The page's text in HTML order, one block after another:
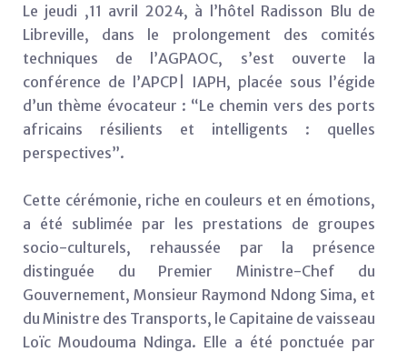
Le jeudi ,11 avril 2024, à l’hôtel Radisson Blu de
Libreville, dans le prolongement des comités
techniques de l’AGPAOC, s’est ouverte la
conférence de l’APCP| IAPH, placée sous l’égide
d’un thème évocateur : “Le chemin vers des ports
africains résilients et intelligents : quelles
perspectives”.
Cette cérémonie, riche en couleurs et en émotions,
a été sublimée par les prestations de groupes
socio-culturels, rehaussée par la présence
distinguée du Premier Ministre-Chef du
Gouvernement, Monsieur Raymond Ndong Sima, et
du Ministre des Transports, le Capitaine de vaisseau
Loïc Moudouma Ndinga. Elle a été ponctuée par